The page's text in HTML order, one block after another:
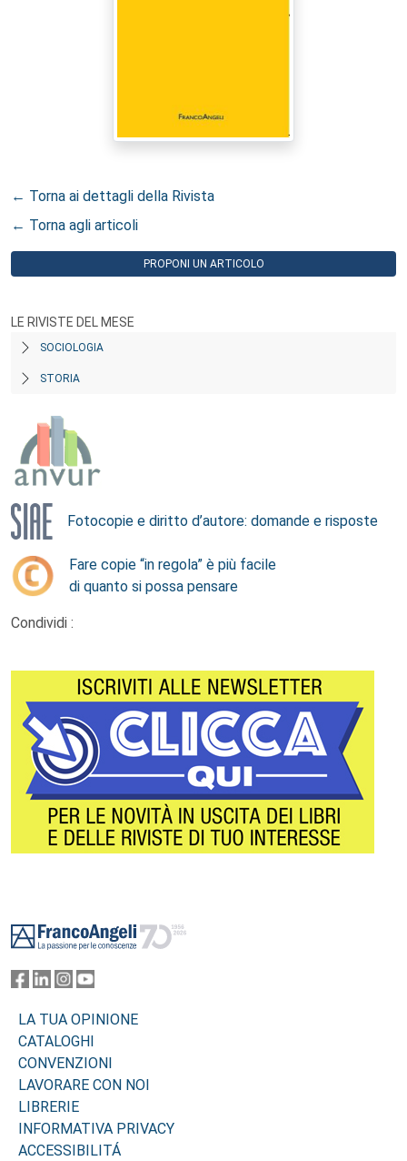
← Torna ai dettagli della Rivista
← Torna agli articoli
PROPONI UN ARTICOLO
LE RIVISTE DEL MESE
SOCIOLOGIA
STORIA
Fotocopie e diritto d’autore: domande e risposte
Fare copie “in regola” è più facile
di quanto si possa pensare
Condividi :
LA TUA OPINIONE
CATALOGHI
CONVENZIONI
LAVORARE CON NOI
LIBRERIE
INFORMATIVA PRIVACY
ACCESSIBILITÁ